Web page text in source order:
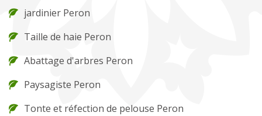
jardinier Peron
Taille de haie Peron
Abattage d'arbres Peron
Paysagiste Peron
Tonte et réfection de pelouse Peron